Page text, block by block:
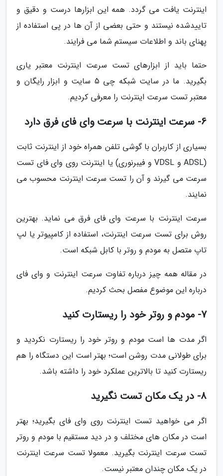
اینترنت یافت می گردد. همه این ابزارها درست و دقیق و
تاییدشده نیستند و حتی بعضی از آن ها در پی استفاده از
پهنای باند و اطلاعات سیستم شما می فرایند.
حتما باید از ابزارهای تست سرعت اینترنت معتبر یاری
بگیرید. ما در سایت شبکه چی 5 سایت و ابزار رایگان و
معتبر تست سرعت اینترنت را معرفی کردیم.
6- سرعت اینترنت با سرعت وای فای فرق دارد
بسیاری از کاربران با گوشی تلفن همراه خود از اینترنت ثابت
(ADSL و VDSL و فیبرنوری) یا اینترنت روی وای فای تست
سرعت می گیرند و آن را تست سرعت اینترنت محسوب می
نمایند.
سرعت اینترنت با سرعت وای فای فرق می نماید. بهترین
روش برای تست سرعت اینترنت، استفاده از کامپیوتر یا لپ
تاپ متصل به مودم و روتر با کابل شبکه است.
در مقاله همه چیز درباره تفاوت سرعت اینترنت و وای فای
درباره این موضوع مفصل بحث کردیم.
7- مودم و روتر خود را ریستارت کنید
اگر مدت ها است مودم و روتر خود را ریستارت نکردید و
برای طولانی مدت روشن است؛ بهتر است این دستگاه را هم
ریستارت کنید تا بالاترین عملکرد خود را داشته باشد.
8- در یک مکان تست نگیرید
اگر می خواهید تست اینترنت روی وای فای بگیرید؛ بهتر
است در مکان های مختلف و در دید مستقیم با مودم و روتر
تست سرعت اینترنت بگیرید. معمولا تست سرعت اینترنت
در یک مکان چندان معتبر نیست.